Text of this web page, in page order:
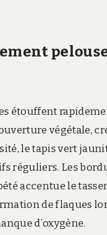
étouffent
végétale,
le tapis vert
réguliers. Les
accentue le
de flaques
d’oxygène.